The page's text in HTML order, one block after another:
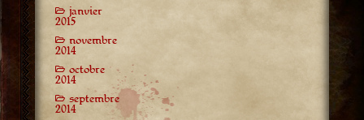
janvier
2015
novembre
2014
octobre
2014
septembre
2014